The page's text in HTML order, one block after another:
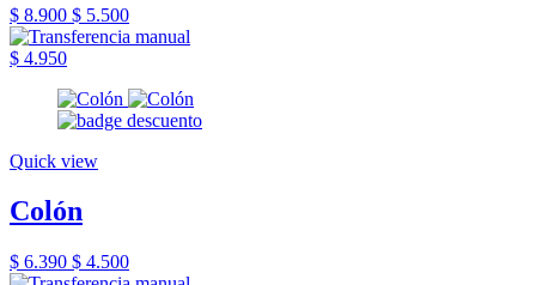
$ 8.900 $ 5.500
$ 4.950
Quick view
Colón
$ 6.390 $ 4.500